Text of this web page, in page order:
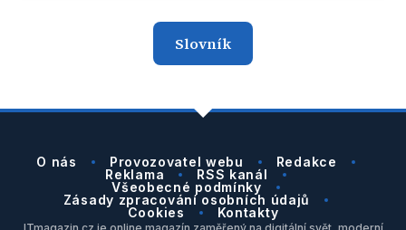
Slovník
O nás Provozovatel webu
Redakce
Reklama
RSS kanál
Všeobecné podmínky
Zásady zpracování osobních údajů
Cookies
Kontakty